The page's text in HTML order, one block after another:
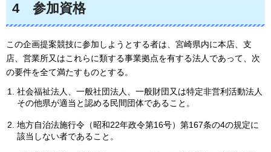
4 参加資格
この企画提案競技に参加しようとする者は、宮崎県内に本店、支
店、営業所又はこれらに類する事業拠点を有する法人であって、次
の要件を全て満たすものとする。
社会福祉法人、一般社団法人、一般財団又は特定非営利活動法人
その他県が適当と認める民間団体であること。
地方自治法施行令（昭和22年政令第16号）第167条の4の規定に
該当しない者であること。